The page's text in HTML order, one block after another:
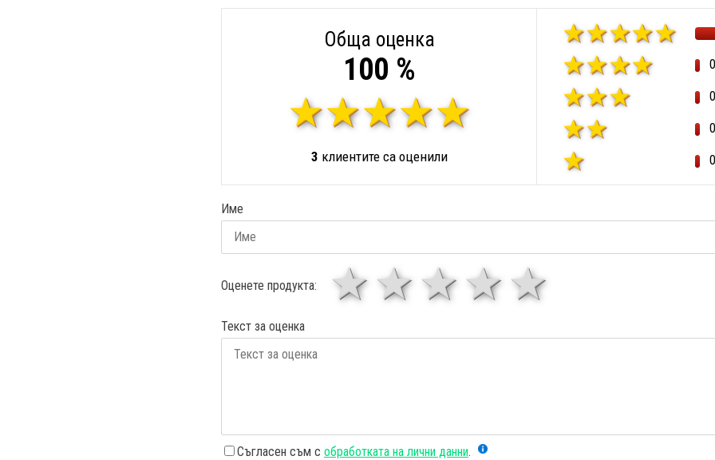
Обща оценка
100 %
3 клиентите са оценили
Име
Оценете продукта: 4 звезди
3 звезди
звезди
1 звезда
Текст за оценка
Съгласен съм с обработката на лични данни.